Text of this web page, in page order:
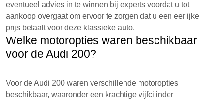
eventueel advies in te winnen bij experts voordat u tot
aankoop overgaat om ervoor te zorgen dat u een eerlijke
prijs betaalt voor deze klassieke auto.
Welke motoropties waren beschikbaar
voor de Audi 200?
Voor de Audi 200 waren verschillende motoropties
beschikbaar, waaronder een krachtige vijfcilinder